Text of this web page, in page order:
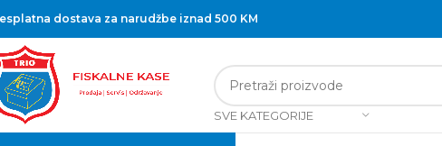
dostava za narudžbe iznad 500 KM
SVE KATEGORIJE